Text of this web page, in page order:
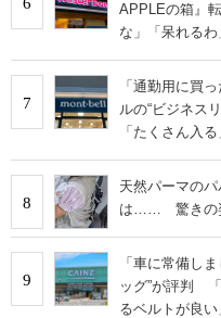
APPLEの箱』
な」「呆れる
7
「通勤用に買
ルの“ビジネス
「たくさん入
8
天然パーマの
は…… 驚きの姿
9
「車に常備し
ッグ”が評判
るベルトが良い